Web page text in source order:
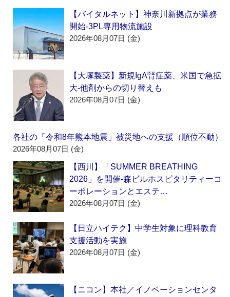
【バイタルネット】神奈川新拠点が業務
開始‐3PL専用物流施設
2026年08月07日 (金)
【大塚製薬】新規IgA腎症薬、米国で急拡
大‐他剤からの切り替えも
2026年08月07日 (金)
各社の「令和8年熊本地震」被災地への支援（順位不動）
2026年08月07日 (金)
【西川】「SUMMER BREATHING
2026」を開催‐森ビルホスピタリティーコ
ーポレーションとエステ…
2026年08月07日 (金)
【日立ハイテク】中学生対象に理科教育
支援活動を実施
2026年08月07日 (金)
【ニコン】本社／イノベーションセンタ